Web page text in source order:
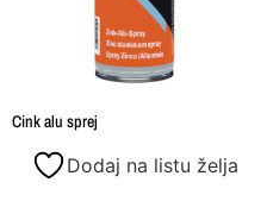
Cink alu sprej
Dodaj na listu želja